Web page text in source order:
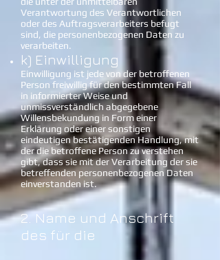
Verantwortung des Verantwortlichen
oder des Auftragsverarbeiters befugt
sind, die personenbezogenen Daten zu
verarbeiten.
k) Einwilligung
Einwilligung ist jede von der betroffenen
Person freiwillig für den bestimmten Fall
in informierter Weise und
unmissverständlich abgegebene
Willensbekundung in Form einer
Erklärung oder einer sonstigen
eindeutigen bestätigenden Handlung, mit
der die betroffene Person zu verstehen
gibt, dass sie mit der Verarbeitung der sie
betreffenden personenbezogenen Daten
einverstanden ist.
2. Name und Anschrift
des für die